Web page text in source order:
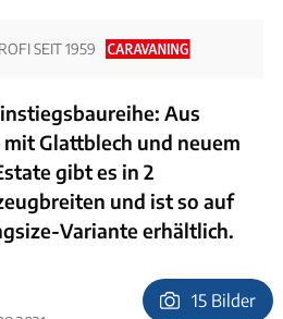
SEIT 1959
Aus
Glattblech und neuem
gibt es in 2
und ist so auf
Variante erhältlich.
15 Bilder